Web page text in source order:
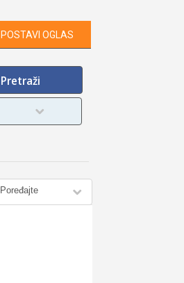
POSTAVI OGLAS